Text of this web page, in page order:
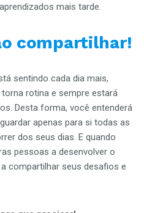
mais tarde.
compartilhar!
sentindo cada dia mais,
rotina e sempre estará
Desta forma, você entenderá
apenas para si todas as
dos seus dias. E quando
pessoas a desenvolver o
compartilhar seus desafios e